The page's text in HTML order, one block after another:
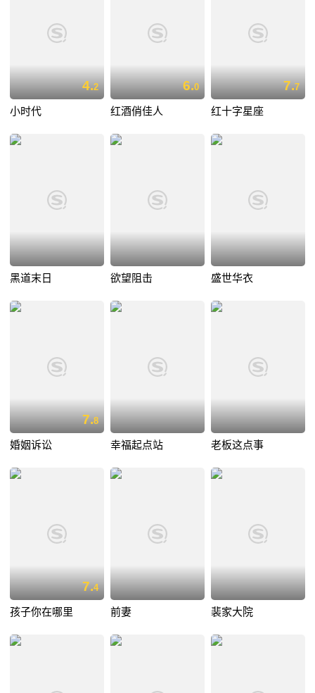
4.2
小时代
6.0
红酒俏佳人
7.7
红十字星座
黑道末日 欲望阻击 盛世华衣
7.8
婚姻诉讼 幸福起点站 老板这点事
7.4
孩子你在哪里 前妻 裴家大院